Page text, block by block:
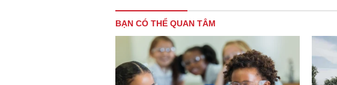
BẠN CÓ THỂ QUAN TÂM